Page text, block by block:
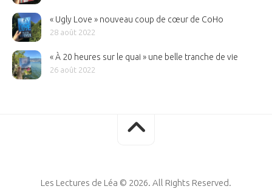
« Ugly Love » nouveau coup de cœur de CoHo
28 août 2022
« À 20 heures sur le quai » une belle tranche de vie
26 août 2022
Les Lectures de Léa © 2026. All Rights Reserved.